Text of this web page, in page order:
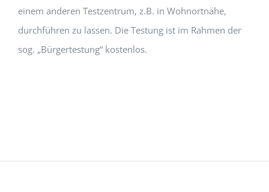
einem anderen Testzentrum, z.B. in Wohnortnähe,
durchführen zu lassen. Die Testung ist im Rahmen der
sog. „Bürgertestung“ kostenlos.